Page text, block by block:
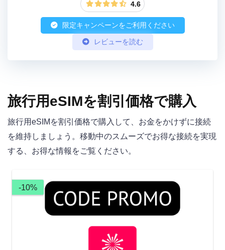
4.6
限定キャンペーンをご利用ください
レビューを読む
旅行用eSIMを割引価格で購入
旅行用eSIMを割引価格で購入して、お金をかけずに接続
を維持しましょう。移動中のスムーズでお得な接続を実現
する、お得な情報をご覧ください。
-10%